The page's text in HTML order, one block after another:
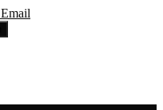
Email